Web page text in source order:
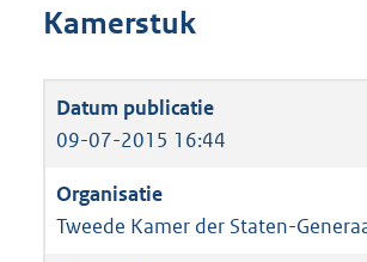
Kamerstuk
09-07-2015 16:44
Tweede Kamer der Staten-